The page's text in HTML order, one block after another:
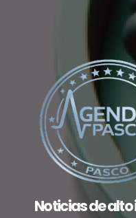
Noticias de